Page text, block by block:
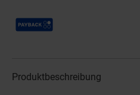
Payback Punkte
Produktbeschreibung